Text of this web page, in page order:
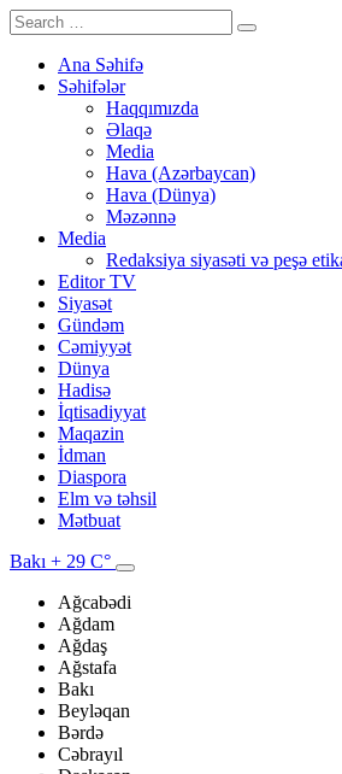
Ana Səhifə
Səhifələr
Haqqımızda
Əlaqə
Media
Hava (Azərbaycan)
Hava (Dünya)
Məzənnə
Media
Redaksiya siyasəti və peşə
Editor TV
Siyasət
Gündəm
Cəmiyyət
Dünya
Hadisə
İqtisadiyyat
Maqazin
İdman
Diaspora
Elm və təhsil
Mətbuat
Bakı + 29 C°
Ağcabədi
Ağdam
Ağdaş
Ağstafa
Bakı
Beyləqan
Bərdə
Cəbrayıl